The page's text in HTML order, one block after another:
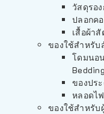
วัสดุรอ
ปลอกค
เสื้อผ้า
ของใช้สำหรับ
โดมนอ
Bedding
ของปร
หลอดไ
ของใช้สำหรับ